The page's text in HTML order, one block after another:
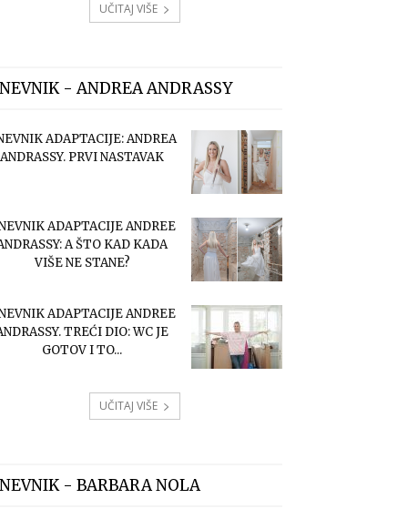
UČITAJ VIŠE
- ANDREA ANDRASSY
ADAPTACIJE: ANDREA
ANDRASSY. PRVI NASTAVAK
ADAPTACIJE ANDREE
A ŠTO KAD KADA
VIŠE NE STANE?
ADAPTACIJE ANDREE
TREĆI DIO: WC JE
GOTOV I TO...
UČITAJ VIŠE
- BARBARA NOLA